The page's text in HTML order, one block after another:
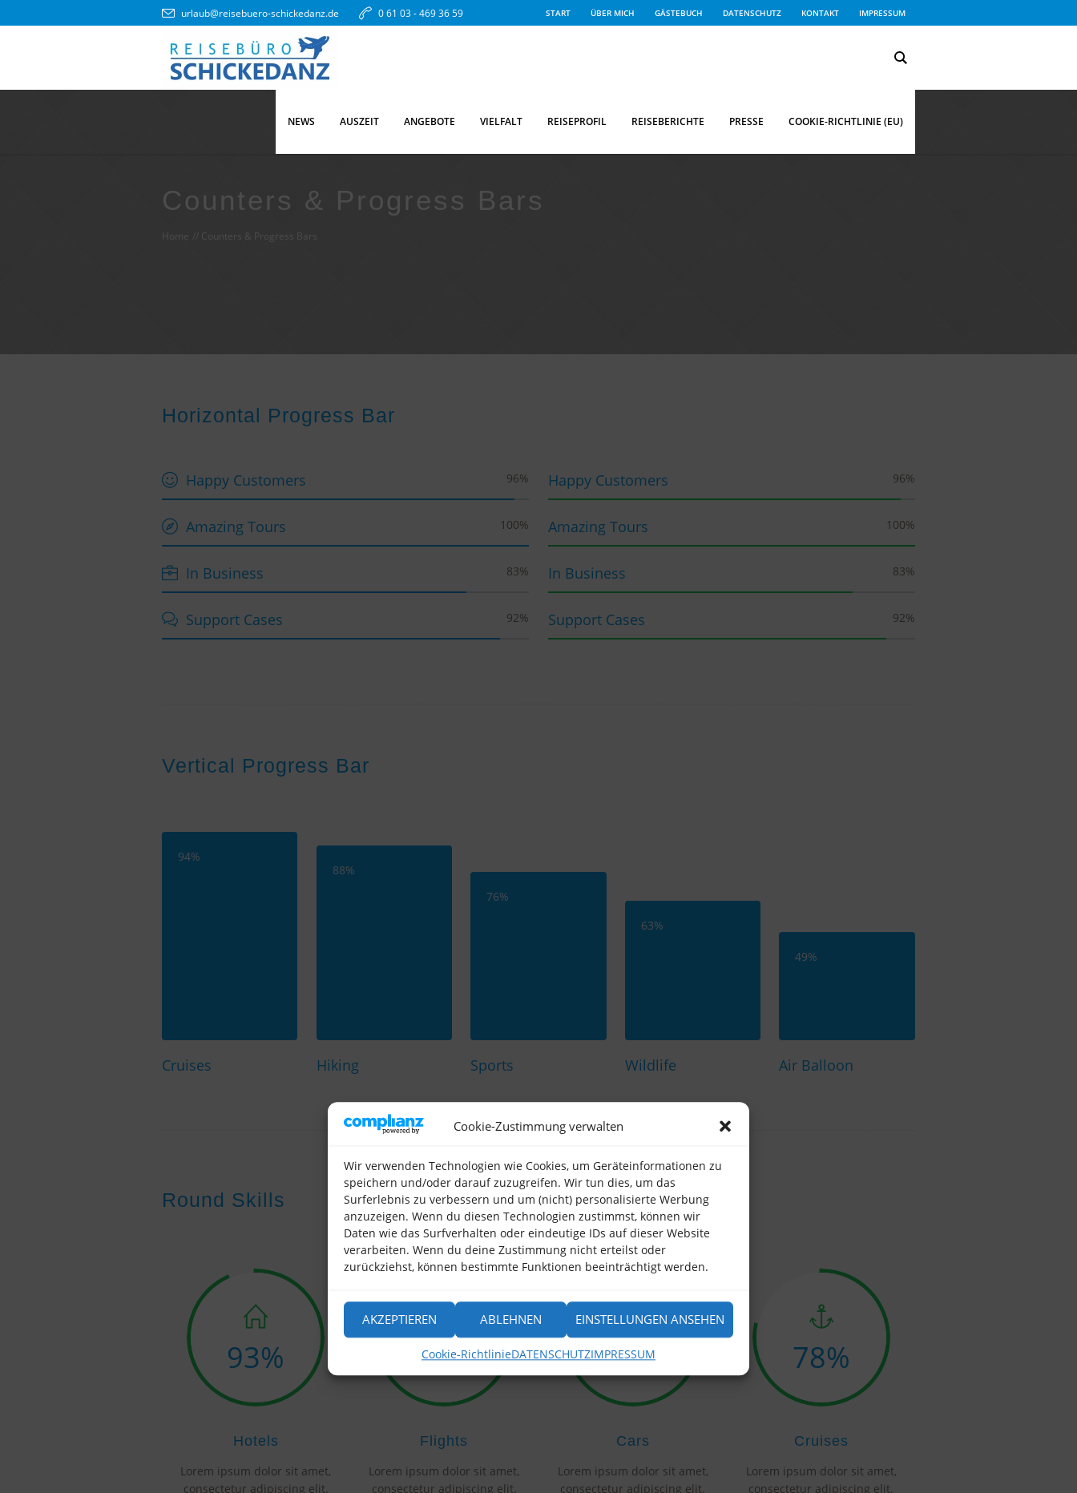
Cookie-Zustimmung verwalten
Wir verwenden Technologien wie Cookies, um Geräteinformationen zu
speichern und/oder darauf zuzugreifen. Wir tun dies, um das
Surferlebnis zu verbessern und um (nicht) personalisierte Werbung
anzuzeigen. Wenn du diesen Technologien zustimmst, können wir
Daten wie das Surfverhalten oder eindeutige IDs auf dieser Website
verarbeiten. Wenn du deine Zustimmung nicht erteilst oder
zurückziehst, können bestimmte Funktionen beeinträchtigt werden.
AKZEPTIEREN ABLEHNEN EINSTELLUNGEN ANSEHEN
Cookie-RichtlinieDATENSCHUTZIMPRESSUM
START ÜBER MICH GÄSTEBUCH DATENSCHUTZ KONTAKT IMPRESSUM
urlaub@reisebuero-schickedanz.de 0 61 03 - 469 36 59
NEWS AUSZEIT ANGEBOTE VIELFALT REISEPROFIL REISEBERICHTE PRESSE COOKIE-RICHTLINIE (EU)
Counters & Progress Bars
Home // Counters & Progress Bars
Horizontal Progress Bar
96%
Happy Customers
100%
Amazing Tours
83%
In Business
92%
Support Cases
96%
Happy Customers
100%
Amazing Tours
83%
In Business
92%
Support Cases
Vertical Progress Bar
94%
Cruises
88%
Hiking
76%
Sports
63%
Wildlife
49%
Air Balloon
Round Skills
93%
Hotels
Lorem ipsum dolor sit amet,
consectetur adipiscing elit.
72%
Flights
Lorem ipsum dolor sit amet,
consectetur adipiscing elit.
75%
Cars
Lorem ipsum dolor sit amet,
consectetur adipiscing elit.
83%
Cruises
Lorem ipsum dolor sit amet,
consectetur adipiscing elit.